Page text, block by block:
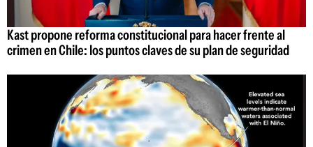
Kast propone reforma constitucional para hacer frente al
crimen en Chile: los puntos claves de su plan de seguridad